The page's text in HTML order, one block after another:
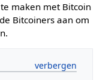
maken met Bitcoin
Bitcoiners aan om